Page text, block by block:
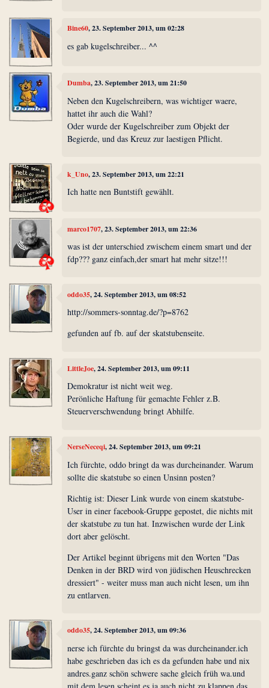
Bine60, 23. September 2013, um 02:28
es gab kugelschreiber... ^^
Dumba, 23. September 2013, um 21:50
Neben den Kugelschreibern, was wichtiger waere,
hattet ihr auch die Wahl?
Oder wurde der Kugelschreiber zum Objekt der
Begierde, und das Kreuz zur laestigen Pflicht.
k_Uno, 23. September 2013, um 22:21
Ich hatte nen Buntstift gewählt.
marco1707, 23. September 2013, um 22:36
was ist der unterschied zwischem einem smart und der
fdp??? ganz einfach,der smart hat mehr sitze!!!
oddo35, 24. September 2013, um 08:52
http://sommers-sonntag.de/?p=8762
gefunden auf fb. auf der skatstubenseite.
LittleJoe, 24. September 2013, um 09:11
Demokratur ist nicht weit weg.
Perönliche Haftung für gemachte Fehler z.B.
Steuerverschwendung bringt Abhilfe.
NerseNeceqi, 24. September 2013, um 09:21
Ich fürchte, oddo bringt da was durcheinander. Warum
sollte die skatstube so einen Unsinn posten?
Richtig ist: Dieser Link wurde von einem skatstube-
User in einer facebook-Gruppe gepostet, die nichts mit
der skatstube zu tun hat. Inzwischen wurde der Link
dort aber gelöscht.
Der Artikel beginnt übrigens mit den Worten "Das
Denken in der BRD wird von jüdischen Heuschrecken
dressiert" - weiter muss man auch nicht lesen, um ihn
zu entlarven.
oddo35, 24. September 2013, um 09:36
nerse ich fürchte du bringst da was durcheinander.ich
habe geschrieben das ich es da gefunden habe und nix
andres.ganz schön schwere sache gleich früh wa.und